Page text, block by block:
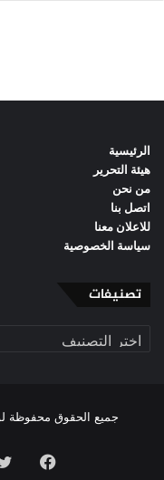
الرئيسية
هيئة التحرير
من نحن
اتصل بنا
للاعلان معنا
سياسة الخصوصية
تصنيفات
تصنيفات
جميع الحقوق محفوظة